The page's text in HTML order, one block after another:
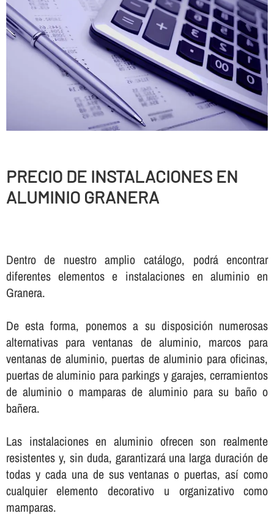
PRECIO DE INSTALACIONES EN
ALUMINIO GRANERA
Dentro de nuestro amplio catálogo, podrá encontrar
diferentes elementos e instalaciones en aluminio en
Granera.
De esta forma, ponemos a su disposición numerosas
alternativas para ventanas de aluminio, marcos para
ventanas de aluminio, puertas de aluminio para oficinas,
puertas de aluminio para parkings y garajes, cerramientos
de aluminio o mamparas de aluminio para su baño o
bañera.
Las instalaciones en aluminio ofrecen son realmente
resistentes y, sin duda, garantizará una larga duración de
todas y cada una de sus ventanas o puertas, así­ como
cualquier elemento decorativo u organizativo como
mamparas.